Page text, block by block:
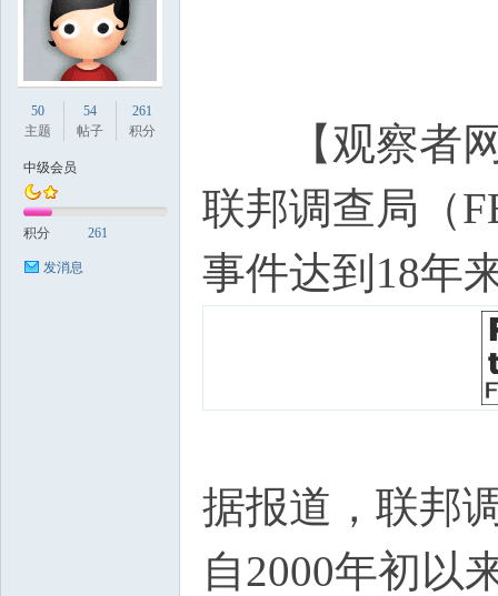
50
主题
54
帖子
261
积分
中级会员
积分 261
发消息
【观察者网
联邦调查局（
事件达到18年
据报道，联邦
自2000年初以